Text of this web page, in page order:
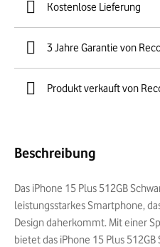
Kostenlose Lieferung
3 Jahre Garantie von
Produkt verkauft von
Beschreibung
Das iPhone 15 Plus 512GB
leistungsstarkes Smartphone,
Design daherkommt. Mit einer
bietet das iPhone 15 Plus